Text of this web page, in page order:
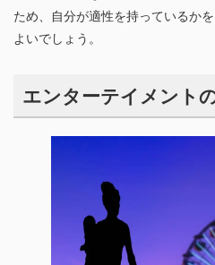
ため、自分が適性を持っているか
よいでしょう。
エンターテイメント